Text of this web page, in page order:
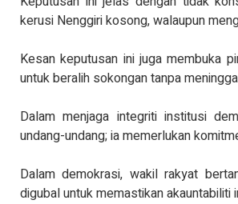
kerusi Nenggiri kosong, walaupun
Kesan keputusan ini juga membuka
untuk beralih sokongan tanpa
Dalam menjaga integriti institusi
undang-undang; ia memerlukan
Dalam demokrasi, wakil rakyat
digubal untuk memastikan akauntabiliti